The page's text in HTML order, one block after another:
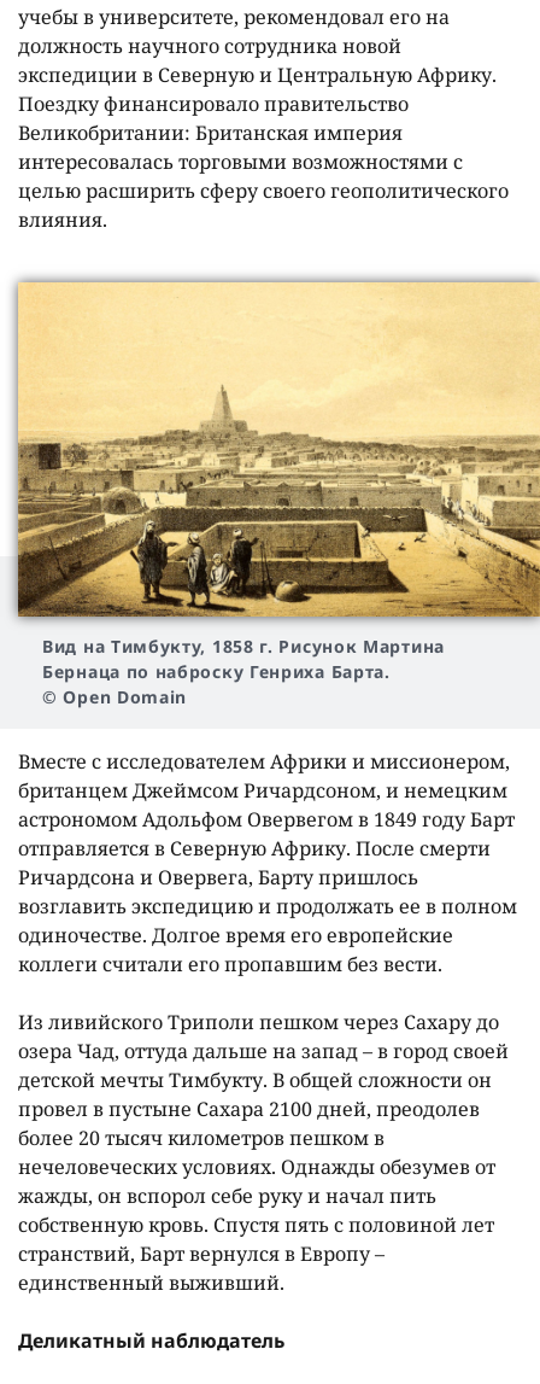
учебы в университете, рекомендовал его на
должность научного сотрудника новой
экспедиции в Северную и Центральную Африку.
Поездку финансировало правительство
Великобритании: Британская империя
интересовалась торговыми возможностями с
целью расширить сферу своего геополитического
влияния.
Вид на Тимбукту, 1858 г. Рисунок Мартина
Бернаца по наброску Генриха Барта.
© Open Domain
Вместе с исследователем Африки и миссионером,
британцем Джеймсом Ричардсоном, и немецким
астрономом Адольфом Овервегом в 1849 году Барт
отправляется в Северную Африку. После смерти
Ричардсона и Овервега, Барту пришлось
возглавить экспедицию и продолжать ее в полном
одиночестве. Долгое время его европейские
коллеги считали его пропавшим без вести.
Из ливийского Триполи пешком через Сахару до
озера Чад, оттуда дальше на запад – в город своей
детской мечты Тимбукту. В общей сложности он
провел в пустыне Сахара 2100 дней, преодолев
более 20 тысяч километров пешком в
нечеловеческих условиях. Однажды обезумев от
жажды, он вспорол себе руку и начал пить
собственную кровь. Спустя пять с половиной лет
странствий, Барт вернулся в Европу –
единственный выживший.
Деликатный наблюдатель